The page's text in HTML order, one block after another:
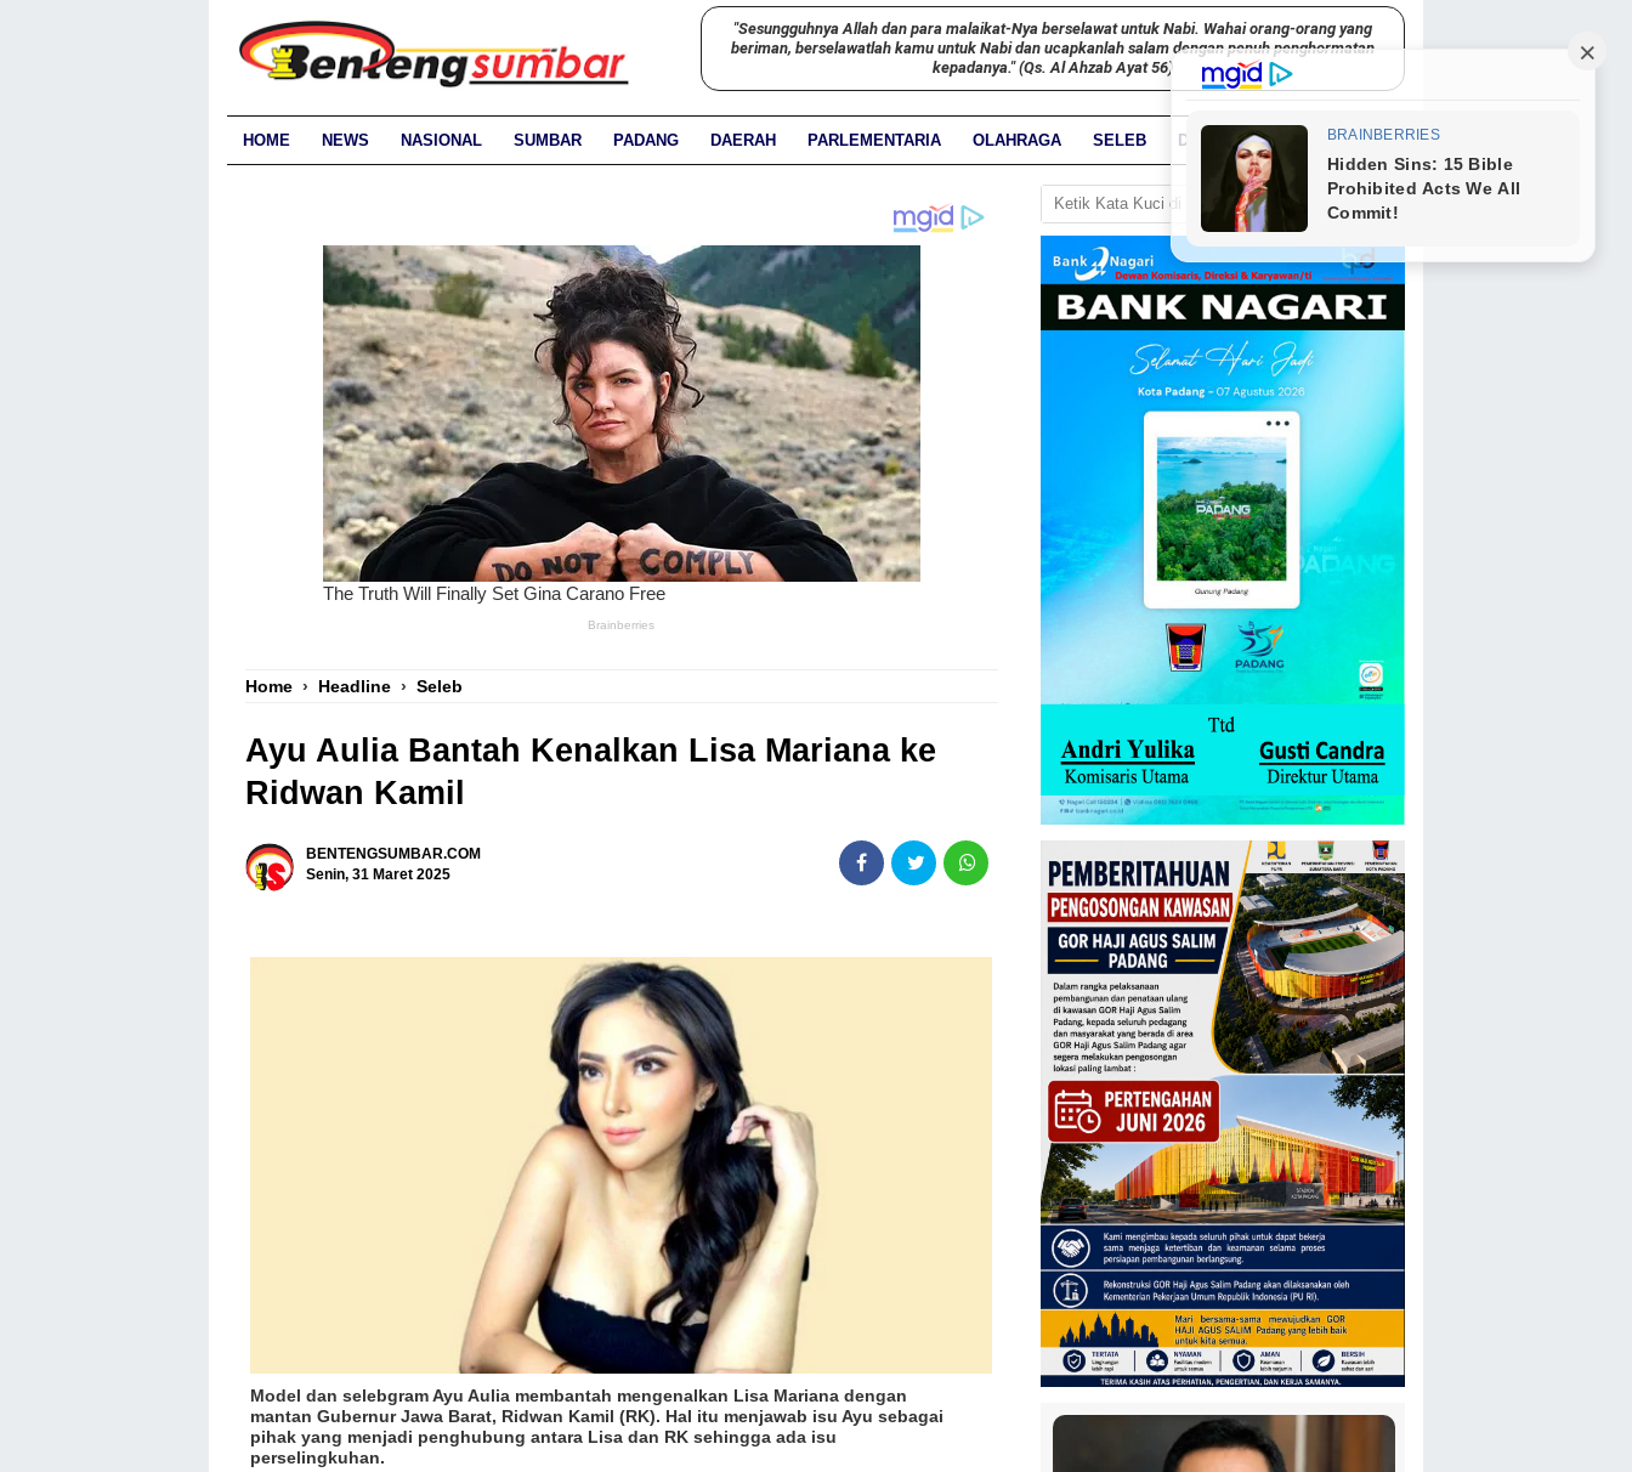
"Sesungguhnya Allah dan para malaikat-Nya berselawat untuk Nabi. Wahai orang-orang yang
beriman, berselawatlah kamu untuk Nabi dan ucapkanlah salam dengan penuh penghormatan
kepadanya." (Qs. Al Ahzab Ayat 56)
HOME NEWS NASIONAL SUMBAR PADANG DAERAH PARLEMENTARIA OLAHRAGA SELEB DUNIA PARIWARA
Home › Headline › Seleb
Ayu Aulia Bantah Kenalkan Lisa Mariana ke
Ridwan Kamil
BENTENGSUMBAR.COM
Senin, 31 Maret 2025
Model dan selebgram Ayu Aulia membantah mengenalkan Lisa Mariana dengan
mantan Gubernur Jawa Barat, Ridwan Kamil (RK). Hal itu menjawab isu Ayu sebagai
pihak yang menjadi penghubung antara Lisa dan RK sehingga ada isu
perselingkuhan.
GO